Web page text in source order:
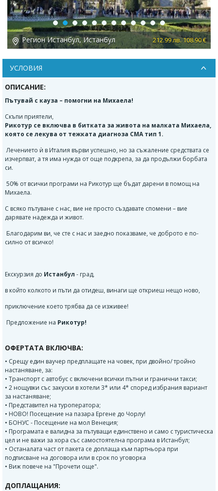
212.99 лв. 108.90 € Регион Истанбул, Истанбул
Previous Next
УСЛОВИЯ
ОПИСАНИЕ:
Пътувай с кауза – помогни на Михаела!
Скъпи приятели,
Рикотур се включва в битката за живота на малката Михаела,
която се лекува от тежката диагноза СМА тип 1.
Лечението ѝ в Италия върви успешно, но за съжаление средствата се
изчерпват, а тя има нужда от още подкрепа, за да продължи борбата
си.
50% от всички програми на Рикотур ще бъдат дарени в помощ на
Михаела.
С всяко пътуване с нас, вие не просто създавате спомени – вие
дарявате надежда и живот.
Благодарим ви, че сте с нас и заедно показваме, че доброто е по-
силно от всичко!
Екскурзия до Истанбул - град,
в който колкото и пъти да отидеш, винаги ще откриеш нещо ново,
приключение което трябва да се изживее!
Предложение на Рикотур!
ОФЕРТАТА ВКЛЮЧВА:
• Срещу един ваучер предплащате на човек, при двойно/ тройно
настаняване, за:
• Транспорт с автобус с включени всички пътни и гранични такси;
• 2 нощувки със закуски в хотели 3* или 4* според избрания вариант
за настаняване;
• Представител на туроператора;
• НОВО! Посещение на пазара Ергене до Чорлу!
• БОНУС - Посещение на мол Венеция;
• Програмата е валидна за пътуващи единствено и само с туристическа
цел и не важи за хора със самостоятелна програма в Истанбул;
• Останалата част от пакета се доплаща към партньора при
подписване на договора или в срок по уговорка
• Виж повече на "Прочети още".
ДОПЛАЩАНИЯ: